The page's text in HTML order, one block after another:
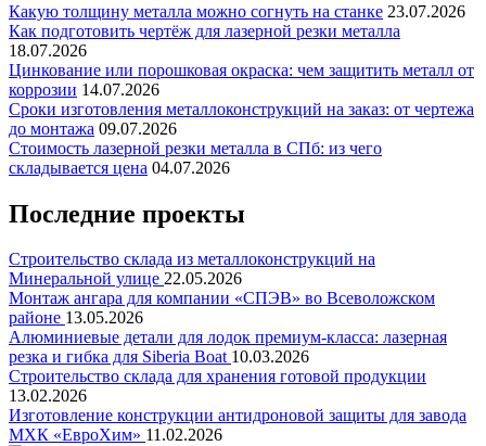
Какую толщину металла можно согнуть на станке 23.07.2026
Как подготовить чертёж для лазерной резки металла
18.07.2026
Цинкование или порошковая окраска: чем защитить металл от
коррозии 14.07.2026
Сроки изготовления металлоконструкций на заказ: от чертежа
до монтажа 09.07.2026
Стоимость лазерной резки металла в СПб: из чего
складывается цена 04.07.2026
Последние проекты
Строительство склада из металлоконструкций на
Минеральной улице 22.05.2026
Монтаж ангара для компании «СПЭВ» во Всеволожском
районе 13.05.2026
Алюминиевые детали для лодок премиум-класса: лазерная
резка и гибка для Siberia Boat 10.03.2026
Строительство склада для хранения готовой продукции
13.02.2026
Изготовление конструкции антидроновой защиты для завода
МХК «ЕвроХим» 11.02.2026